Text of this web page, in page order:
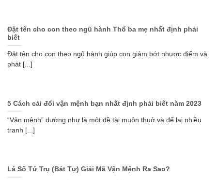
Đặt tên cho con theo ngũ hành Thổ ba mẹ nhất định phải
biết
Đặt tên cho con theo ngũ hành giúp con giảm bớt nhược điểm và
phát [...]
5 Cách cải đổi vận mệnh bạn nhất định phải biết năm 2023
“Vận mệnh” dường như là một đề tài muôn thuở và để lại nhiều
tranh [...]
Lá Số Tứ Trụ (Bát Tự) Giải Mã Vận Mệnh Ra Sao?